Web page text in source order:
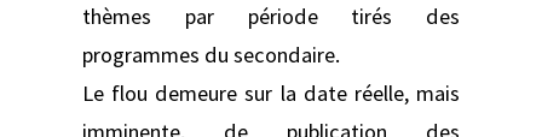
thèmes par période tirés des
programmes du secondaire.
Le flou demeure sur la date réelle, mais
imminente, de publication des